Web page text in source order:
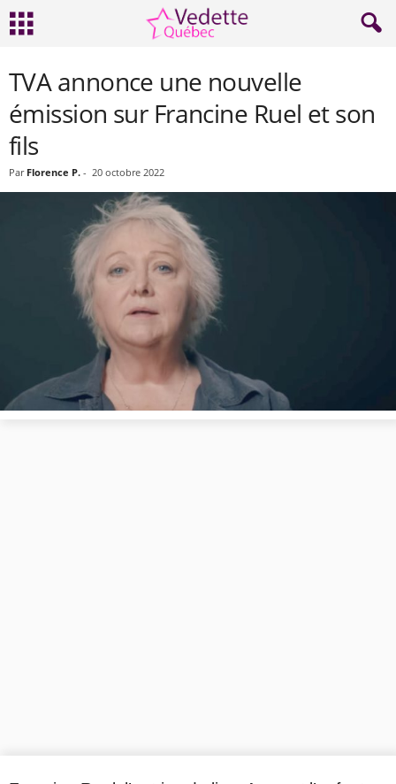
TVA annonce une nouvelle
émission sur Francine Ruel et son
fils
Par Florence P. - 20 octobre 2022